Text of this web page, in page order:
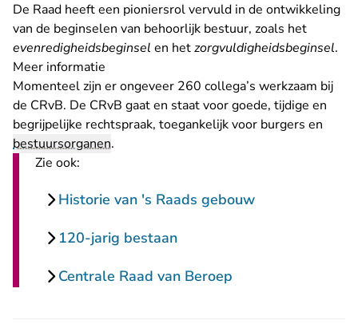
De Raad heeft een pioniersrol vervuld in de ontwikkeling
van de beginselen van behoorlijk bestuur, zoals het
evenredigheidsbeginsel en hetzorgvuldigheidsbeginsel.
Meer informatie
Momenteel zijn er ongeveer 260 collega’s werkzaam bij
de CRvB. De CRvB gaat en staat voor goede, tijdige en
begrijpelijke rechtspraak, toegankelijk voor burgers en
bestuursorganen.
Zie ook:
Historie van 's Raads gebouw
120-jarig bestaan
Centrale Raad van Beroep